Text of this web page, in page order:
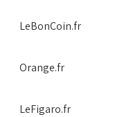
LeBonCoin.fr
Orange.fr
LeFigaro.fr